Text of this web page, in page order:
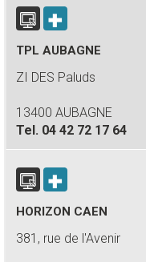
TPL AUBAGNE
ZI DES Paluds
13400 AUBAGNE
Tel. 04 42 72 17 64
HORIZON CAEN
381, rue de l'Avenir